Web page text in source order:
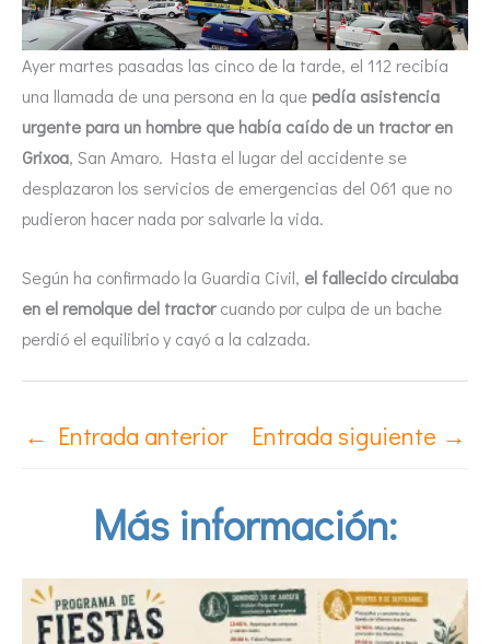
Ayer martes pasadas las cinco de la tarde, el 112 recibía
una llamada de una persona en la que pedía asistencia
urgente para un hombre que había caído de un tractor en
Grixoa, San Amaro. Hasta el lugar del accidente se
desplazaron los servicios de emergencias del 061 que no
pudieron hacer nada por salvarle la vida.
Según ha confirmado la Guardia Civil, el fallecido circulaba
en el remolque del tractorcuando por culpa de un bache
perdió el equilibrio y cayó a la calzada.
← Entrada anterior Entrada siguiente →
Más información: